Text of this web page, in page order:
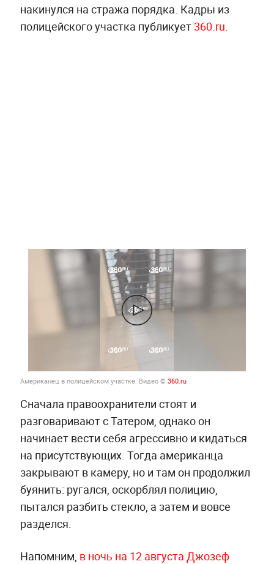
накинулся на стража порядка. Кадры из
полицейского участка публикует360.ru.
Американец в полицейском участке. Видео © 360.ru
Сначала правоохранители стоят и
разговаривают с Татером, однако он
начинает вести себя агрессивно и кидаться
на присутствующих. Тогда американца
закрывают в камеру, но и там он продолжил
буянить: ругался, оскорблял полицию,
пытался разбить стекло, а затем и вовсе
разделся.
Напомним, в ночь на 12 августа Джозеф